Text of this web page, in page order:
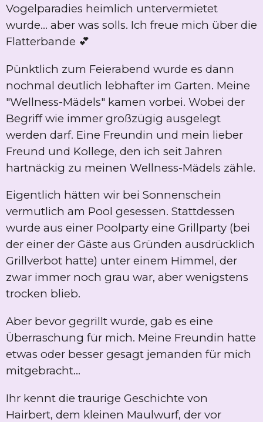
Vogelparadies heimlich untervermietet
wurde... aber was solls. Ich freue mich über die
Flatterbande 💕
Pünktlich zum Feierabend wurde es dann
nochmal deutlich lebhafter im Garten. Meine
"Wellness-Mädels" kamen vorbei. Wobei der
Begriff wie immer großzügig ausgelegt
werden darf. Eine Freundin und mein lieber
Freund und Kollege, den ich seit Jahren
hartnäckig zu meinen Wellness-Mädels zähle.
Eigentlich hätten wir bei Sonnenschein
vermutlich am Pool gesessen. Stattdessen
wurde aus einer Poolparty eine Grillparty (bei
der einer der Gäste aus Gründen ausdrücklich
Grillverbot hatte) unter einem Himmel, der
zwar immer noch grau war, aber wenigstens
trocken blieb.
Aber bevor gegrillt wurde, gab es eine
Überraschung für mich. Meine Freundin hatte
etwas oder besser gesagt jemanden für mich
mitgebracht...
Ihr kennt die traurige Geschichte von
Hairbert, dem kleinen Maulwurf, der vor